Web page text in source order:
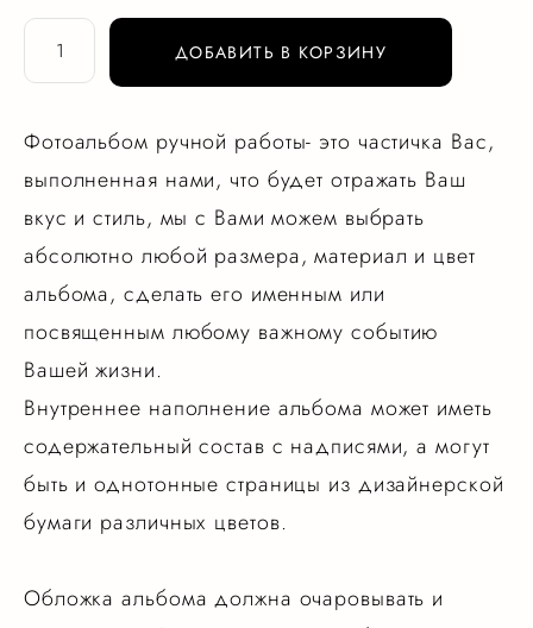
ДОБАВИТЬ В КОРЗИНУ
Фотоальбом ручной работы- это частичка Вас,
выполненная нами, что будет отражать Ваш
вкус и стиль, мы с Вами можем выбрать
абсолютно любой размера, материал и цвет
альбома, сделать его именным или
посвященным любому важному событию
Вашей жизни.
Внутреннее наполнение альбома может иметь
содержательный состав с надписями, а могут
быть и однотонные страницы из дизайнерской
бумаги различных цветов.
Обложка альбома должна очаровывать и